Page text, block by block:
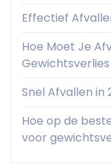
Effectief
Hoe Moet Je
Gewichtsverlies
Snel Afvallen in
Hoe op de
voor